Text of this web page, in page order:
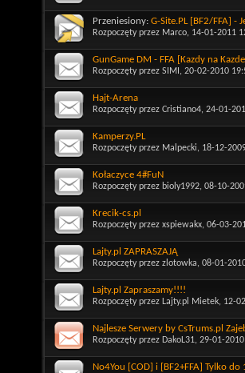
Przeniesiony: G-Site.PL [BF2/FFA] -
Rozpoczęty przez Marco, 14-01-2011
GunGame DM - FFA [Kazdy na
Rozpoczęty przez SIMI , 20-02-2010
Hajt-Arena
Rozpoczęty przez Cristiano4, 24-01-
Kamperzy.PL
Rozpoczęty przez Malpecki, 18-12-
Kołaczyce 4#FuN
Rozpoczęty przez bioly1992, 08-10-
Krecik-cs.pl
Rozpoczęty przez xspiewakx, 06-03-
Lajty.pl ZAPRASZAJĄ
Rozpoczęty przez zlotowka, 08-01-
Lajty.pl Zapraszamy!!!!
Rozpoczęty przez Lajty.pl Mietek, 12-
Najlesze Serwery by CsTrums.pl
Rozpoczęty przez DakoL31, 29-01-
No4You [COD] i [BF2+FFA] Tylko